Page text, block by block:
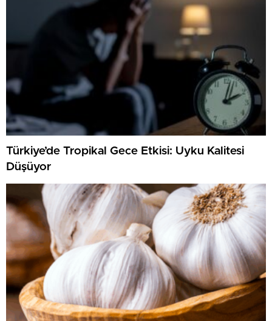
Türkiye’de Tropikal Gece Etkisi: Uyku Kalitesi
Düşüyor